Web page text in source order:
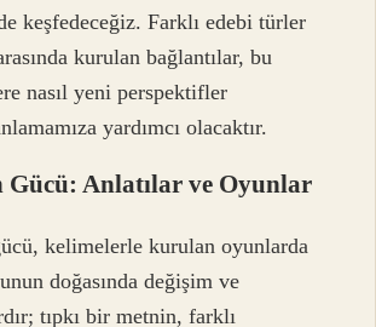
keşfedeceğiz. Farklı edebi türler
kurulan bağlantılar, bu
nasıl yeni perspektifler
yardımcı olacaktır.
Gücü: Anlatılar ve Oyunlar
kelimelerle kurulan oyunlarda
doğasında değişim ve
tıpkı bir metnin, farklı